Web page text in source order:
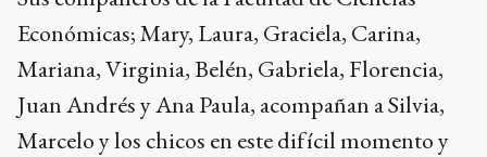
Económicas; Mary, Laura, Graciela, Carina,
Mariana, Virginia, Belén, Gabriela, Florencia,
Juan Andrés y Ana Paula, acompañan a Silvia,
Marcelo y los chicos en este difícil momento y